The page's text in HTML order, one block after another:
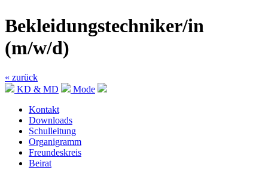
Bekleidungstechniker/in
(m/w/d)
« zurück
KD & MD
Mode
Kontakt
Downloads
Schulleitung
Organigramm
Freundeskreis
Beirat